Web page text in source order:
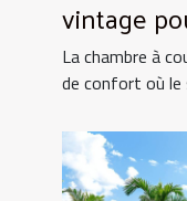
vintage
La chambre à
de confort où